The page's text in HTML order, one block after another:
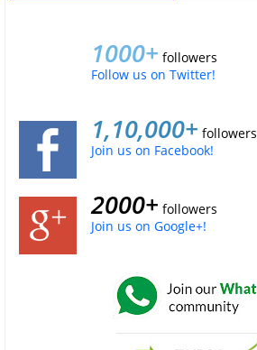
1000+ followers
Follow us on Twitter!
1,10,000+ followers
Join us on Facebook!
2000+ followers
Join us on Google+!